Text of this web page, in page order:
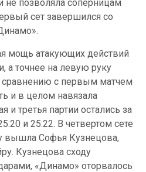
не позволяла соперницам
сет завершился со
мощь атакующих действий
а точнее на левую руку
с первым матчем
и в целом навязала
и третья партии остались за
и 25:22. В четвертом сете
вышла Софья Кузнецова,
Кузнецова сходу
«Динамо» оторвалось